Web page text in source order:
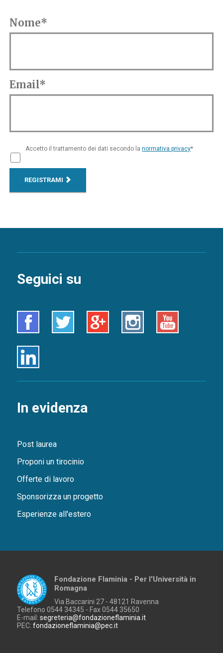
Nome*
Email*
Accetto il trattamento dei dati secondo lanormativa privacy*
REGISTRAMI
Seguici su
Facebook Twitter Google+ Instagram Youtube
Linkedin
In evidenza
Post laurea
Proponi un tirocinio
Offerte di lavoro
Sponsorizza un progetto
Esperienze all'estero
Fondazione Flaminia - Per l'Università in
Romagna
Via Baccarini 27 - 48121 Ravenna
Telefono 0544 34345 - Fax 0544 35650
E-mail:segreteria@fondazioneflaminia.it
PEC:fondazioneflaminia@pec.it